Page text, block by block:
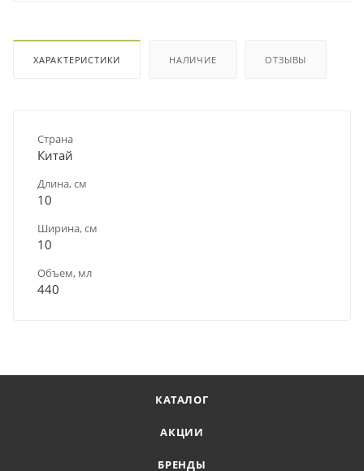
ХАРАКТЕРИСТИКИ НАЛИЧИЕ ОТЗЫВЫ
Страна
Китай
Длина, см
10
Ширина, см
10
Объем, мл
440
КАТАЛОГ
АКЦИИ
БРЕНДЫ